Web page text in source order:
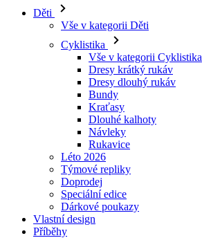
Děti
Vše v kategorii Děti
Cyklistika
Vše v kategorii Cyklistika
Dresy krátký rukáv
Dresy dlouhý rukáv
Bundy
Kraťasy
Dlouhé kalhoty
Návleky
Rukavice
Léto 2026
Týmové repliky
Doprodej
Speciální edice
Dárkové poukazy
Vlastní design
Příběhy